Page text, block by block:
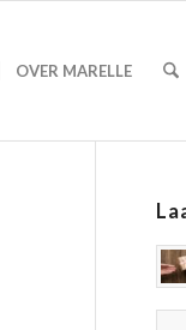
OVER MARELLE